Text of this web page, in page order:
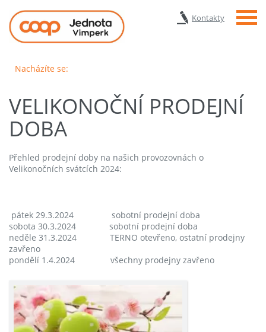
Kontakty Menu
Nacházíte se:
VELIKONOČNÍ PRODEJNÍ
DOBA
Přehled prodejní doby na našich provozovnách o
Velikonočních svátcích 2024:
pátek 29.3.2024 sobotní prodejní doba
sobota 30.3.2024 sobotní prodejní doba
neděle 31.3.2024 TERNO otevřeno, ostatní prodejny
zavřeno
pondělí 1.4.2024 všechny prodejny zavřeno